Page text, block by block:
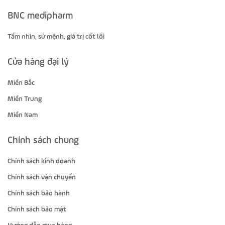
BNC medipharm
Tầm nhìn, sứ mệnh, giá trị cốt lõi
Cửa hàng đại lý
Miền Bắc
Miền Trung
Miền Nam
Chính sách chung
Chính sách kinh doanh
Chính sách vận chuyển
Chính sách bảo hành
Chính sách bảo mật